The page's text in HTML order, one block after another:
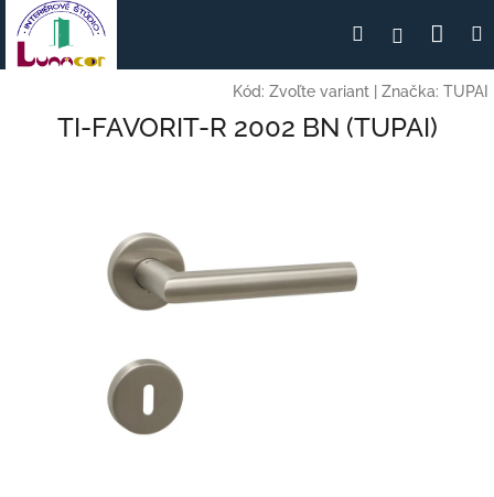
Prejsť
obsah
Hľadať
Kód: Zvoľte variant Značka: TUPAI
TI-FAVORIT-R 2002 BN (TUPAI)